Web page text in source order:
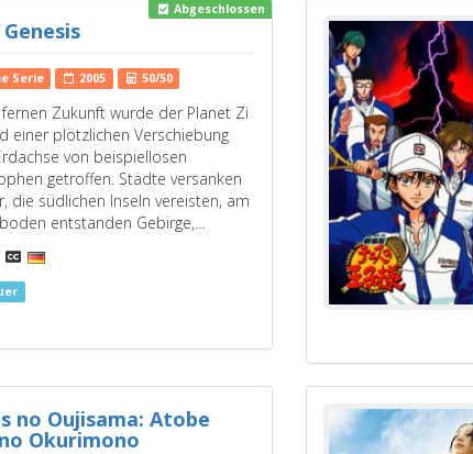
Abgeschlossen
Serie 2005 50/50
Zukunft wurde der Planet Zi
einer plötzlichen Verschiebung
von beispiellosen
getroffen. Städte versanken
die südlichen Inseln vereisten, am
entstanden Gebirge,…
no Oujisama: Atobe
Okurimono